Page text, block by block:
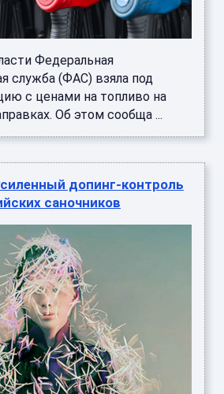
Федеральная
служба (ФАС) взяла под
с ценами на топливо на
Об этом сообща ...
допинг-контроль
саночников